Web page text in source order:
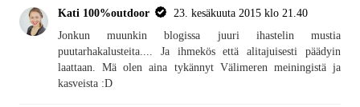
Kati 100%outdoor
23. kesäkuuta 2015 klo 21.40
Jonkun muunkin blogissa juuri ihastelin mustia
puutarhakalusteita.... Ja ihmekös että alitajuisesti päädyin
laattaan. Mä olen aina tykännyt Välimeren meiningistä ja
kasveista :D